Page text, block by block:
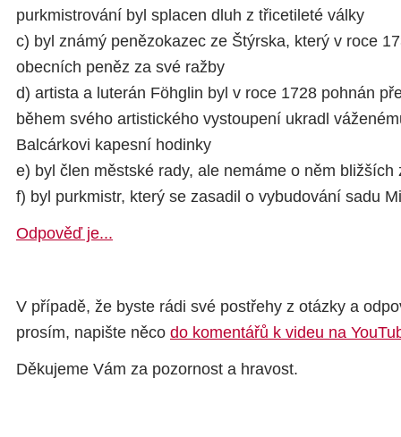
purkmistrování byl splacen dluh z třicetileté války
c) byl známý penězokazec ze Štýrska, který v roce
obecních peněz za své ražby
d) artista a luterán Föhglin byl v roce 1728 pohnán
během svého artistického vystoupení ukradl
Balcárkovi kapesní hodinky
e) byl člen městské rady, ale nemáme o něm bližších
f) byl purkmistr, který se zasadil o vybudování sadu
Odpověď je...
V případě, že byste rádi své postřehy z otázky a
prosím, napište něco do komentářů k videu na
Děkujeme Vám za pozornost a hravost.